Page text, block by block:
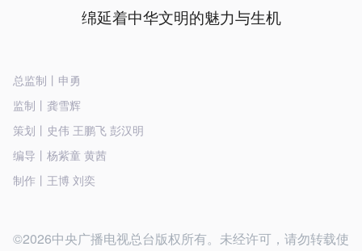
绵延着中华文明的魅力与生机
总监制丨申勇
监制丨龚雪辉
策划丨史伟 王鹏飞 彭汉明
编导丨杨紫童 黄茜
制作丨王博 刘奕
©2026中央广播电视总台版权所有。未经许可，请勿转载使